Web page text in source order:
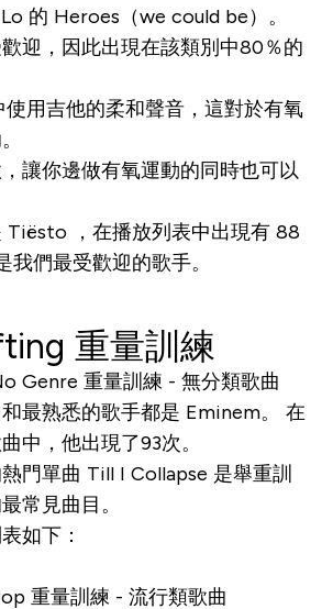
的 Heroes（we could be）
。
迎，因此出現在該類別中80％的
使用吉他的柔和聲音，這對於有氧
讓你邊做有氧運動的同時也可以
Tiësto ，在播放列表中出現有 88
們最受歡迎的歌手。
重量訓練
Genre 重量訓練 - 無分類歌曲
最熟悉的歌手都是 Eminem。 在
中，他出現了93次。
門單曲 Till I Collapse 是舉重訓
常見曲目。
如下：
重量訓練 - 流行類歌曲